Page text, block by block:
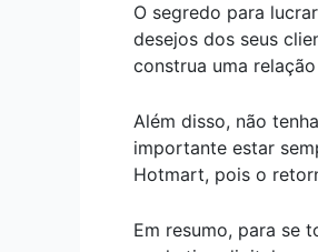
O segredo para
desejos dos seus
construa uma
Além disso, não
importante estar
Hotmart, pois o
Em resumo, para se